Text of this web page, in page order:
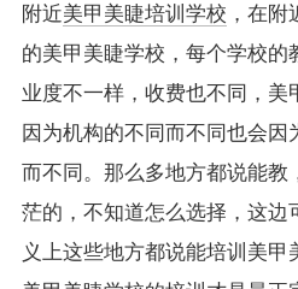
附近美甲美睫培训学校 ，在
的美甲美睫学校，每个学校的
业度不一样，收费也不同，美
因为机构的不同而不同也会因
而不同。那么多地方都说能教
茫的，不知道怎么选择，这边
义上这些地方都说能培训美甲